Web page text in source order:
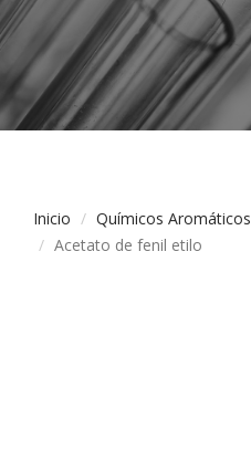
Inicio Químicos Aromáticos
Acetato de fenil etilo